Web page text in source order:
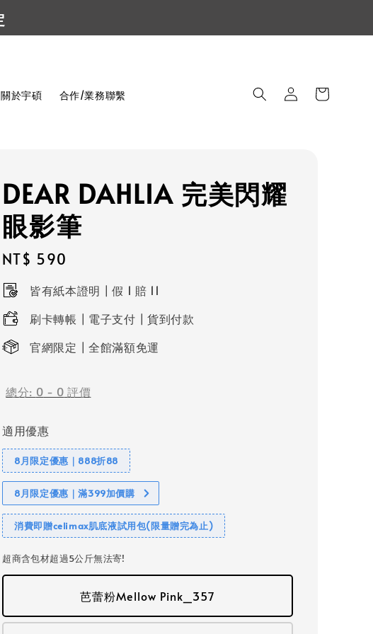
關於宇碩 合作/業務聯繫
DEAR DAHLIA 完美閃耀
眼影筆
Regular
price
NT$ 590
皆有紙本證明┃假 1 賠 11
刷卡轉帳┃電子支付┃貨到付款
官網限定┃全館滿額免運
總分: 0 - 0 評價
適用優惠
8月限定優惠｜888折88
8月限定優惠｜滿399加價購
消費即贈celimax肌底液試用包(限量贈完為止)
超商含包材超過5公斤無法寄!
芭蕾粉Mellow Pink_357